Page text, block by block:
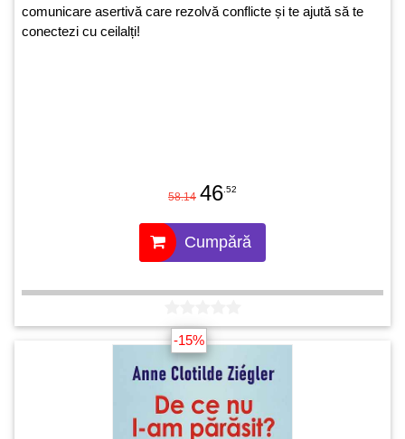
comunicare asertivă care rezolvă conflicte și te ajută să te
conectezi cu ceilalți!
58.14 46 .52
Cumpără
-15%